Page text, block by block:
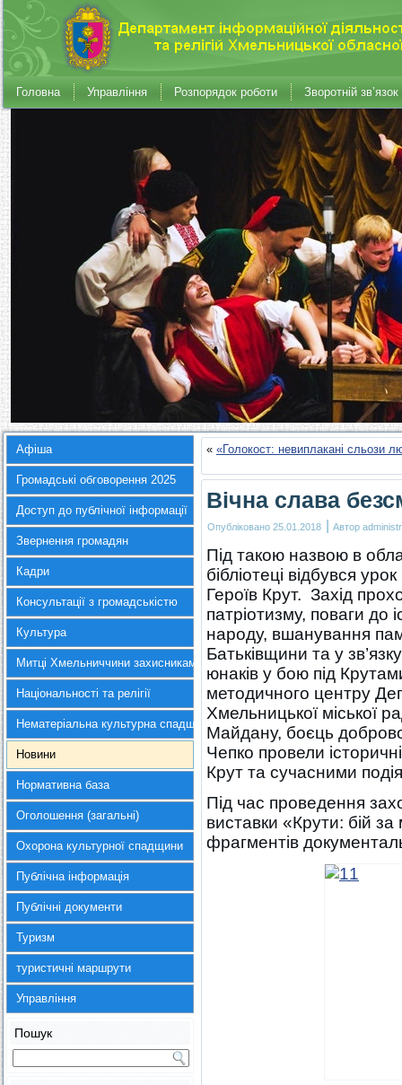
Головна Управління Розпорядок роботи Зворотній зв’язок
Афіша
Громадські обговорення 2025
Доступ до публічної інформації
Звернення громадян
Кадри
Консультації з громадськістю
Культура
Митці Хмельниччини захисникам України
Національності та релігії
Нематеріальна культурна спадщина
Новини
Нормативна база
Оголошення (загальні)
Охорона культурної спадщини
Публічна інформація
Публічні документи
Туризм
туристичні маршрути
Управління
Пошук
« «Голокост: невиплакані сльози
Вічна слава
Опубліковано 25.01.2018 | Автор
Під такою назвою в
бібліотеці відбувся
Героїв Крут. Захід
патріотизму, поваги до
народу, вшанування
Батьківщини та у
юнаків у бою під
методичного центру
Хмельницької міської
Майдану, боєць
Чепко провели
Крут та сучасними
Під час проведення
виставки «Крути: бій
фрагментів